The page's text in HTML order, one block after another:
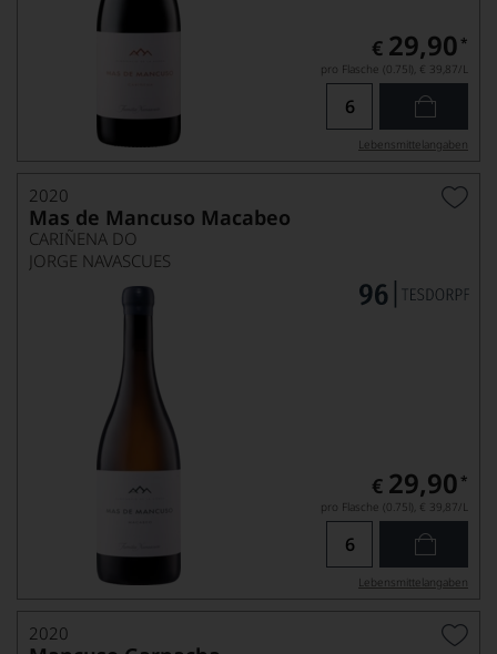
€ 29,90 *
pro Flasche (0.75l), € 39,87/L
Lebensmittel­angaben
2020
Mas de Mancuso Macabeo
CARIÑENA DO
JORGE NAVASCUES
€ 29,90 *
pro Flasche (0.75l), € 39,87/L
Lebensmittel­angaben
2020